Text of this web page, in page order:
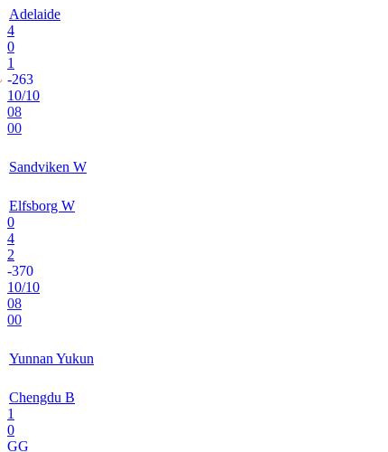
Adelaide
4
0
1
-263
10/10
08
00
Sandviken W
Elfsborg W
0
4
2
-370
10/10
08
00
Yunnan Yukun
Chengdu B
1
0
GG